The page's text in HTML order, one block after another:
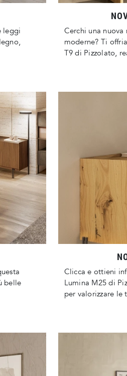
leggi
Cerchi una
moderne? Ti
T9 di Pizzolato,
belle
Clicca e ottieni
Lumina M25 di
per valorizzare le